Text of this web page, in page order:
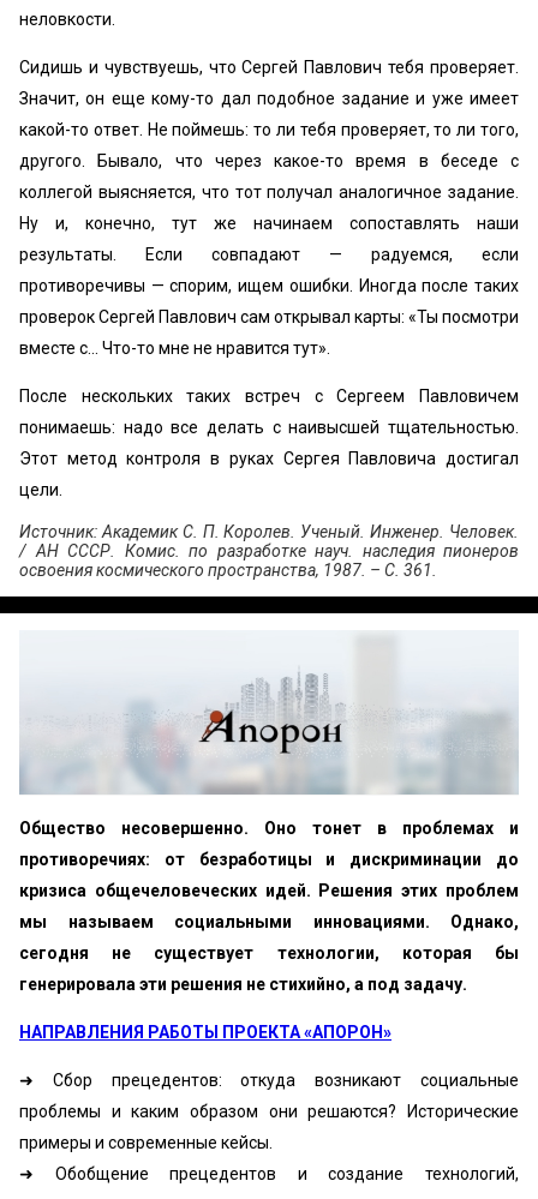
неловкости.
Сидишь и чувствуешь, что Сергей Павлович тебя проверяет.
Значит, он еще кому-то дал подобное задание и уже имеет
какой-то ответ. Не поймешь: то ли тебя проверяет, то ли того,
другого. Бывало, что через какое-то время в беседе с
коллегой выясняется, что тот получал аналогичное задание.
Ну и, конечно, тут же начинаем сопоставлять наши
результаты. Если совпадают — радуемся, если
противоречивы — спорим, ищем ошибки. Иногда после таких
проверок Сергей Павлович сам открывал карты: «Ты посмотри
вместе с... Что-то мне не нравится тут».
После нескольких таких встреч с Сергеем Павловичем
понимаешь: надо все делать с наивысшей тщательностью.
Этот метод контроля в руках Сергея Павловича достигал
цели.
Источник: Академик С. П. Королев. Ученый. Инженер. Человек.
/ АН СССР. Комис. по разработке науч. наследия пионеров
освоения космического пространства, 1987. – С. 361.
Общество несовершенно. Оно тонет в проблемах и
противоречиях: от безработицы и дискриминации до
кризиса общечеловеческих идей. Решения этих проблем
мы называем социальными инновациями. Однако,
сегодня не существует технологии, которая бы
генерировала эти решения не стихийно, а под задачу.
НАПРАВЛЕНИЯ РАБОТЫ ПРОЕКТА «АПОРОН»
➜ Сбор прецедентов: откуда возникают социальные
проблемы и каким образом они решаются? Исторические
примеры и современные кейсы.
➜ Обобщение прецедентов и создание технологий,